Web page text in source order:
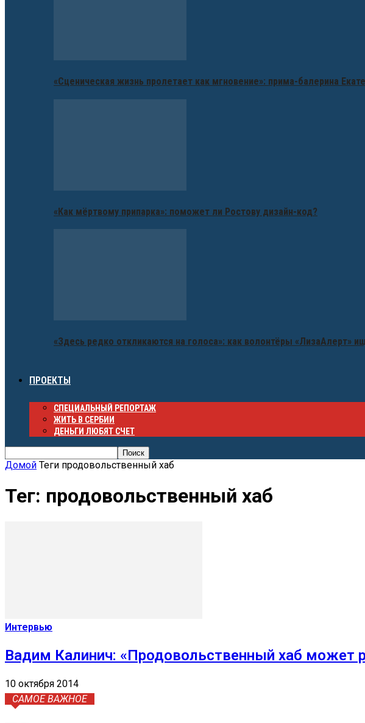
«Сценическая жизнь пролетает как мгновение»: прима-балерина
«Как мёртвому припарка»: поможет ли Ростову дизайн-код?
«Здесь редко откликаются на голоса»: как волонтёры «ЛизаАлерт»
ПРОЕКТЫ
СПЕЦИАЛЬНЫЙ РЕПОРТАЖ
ЖИТЬ В СЕРБИИ
ДЕНЬГИ ЛЮБЯТ СЧЕТ
Домой Теги продовольственный хаб
Тег: продовольственный хаб
Интервью
Вадим Калинич: «Продовольственный хаб может
10 октября 2014
САМОЕ ВАЖНОЕ